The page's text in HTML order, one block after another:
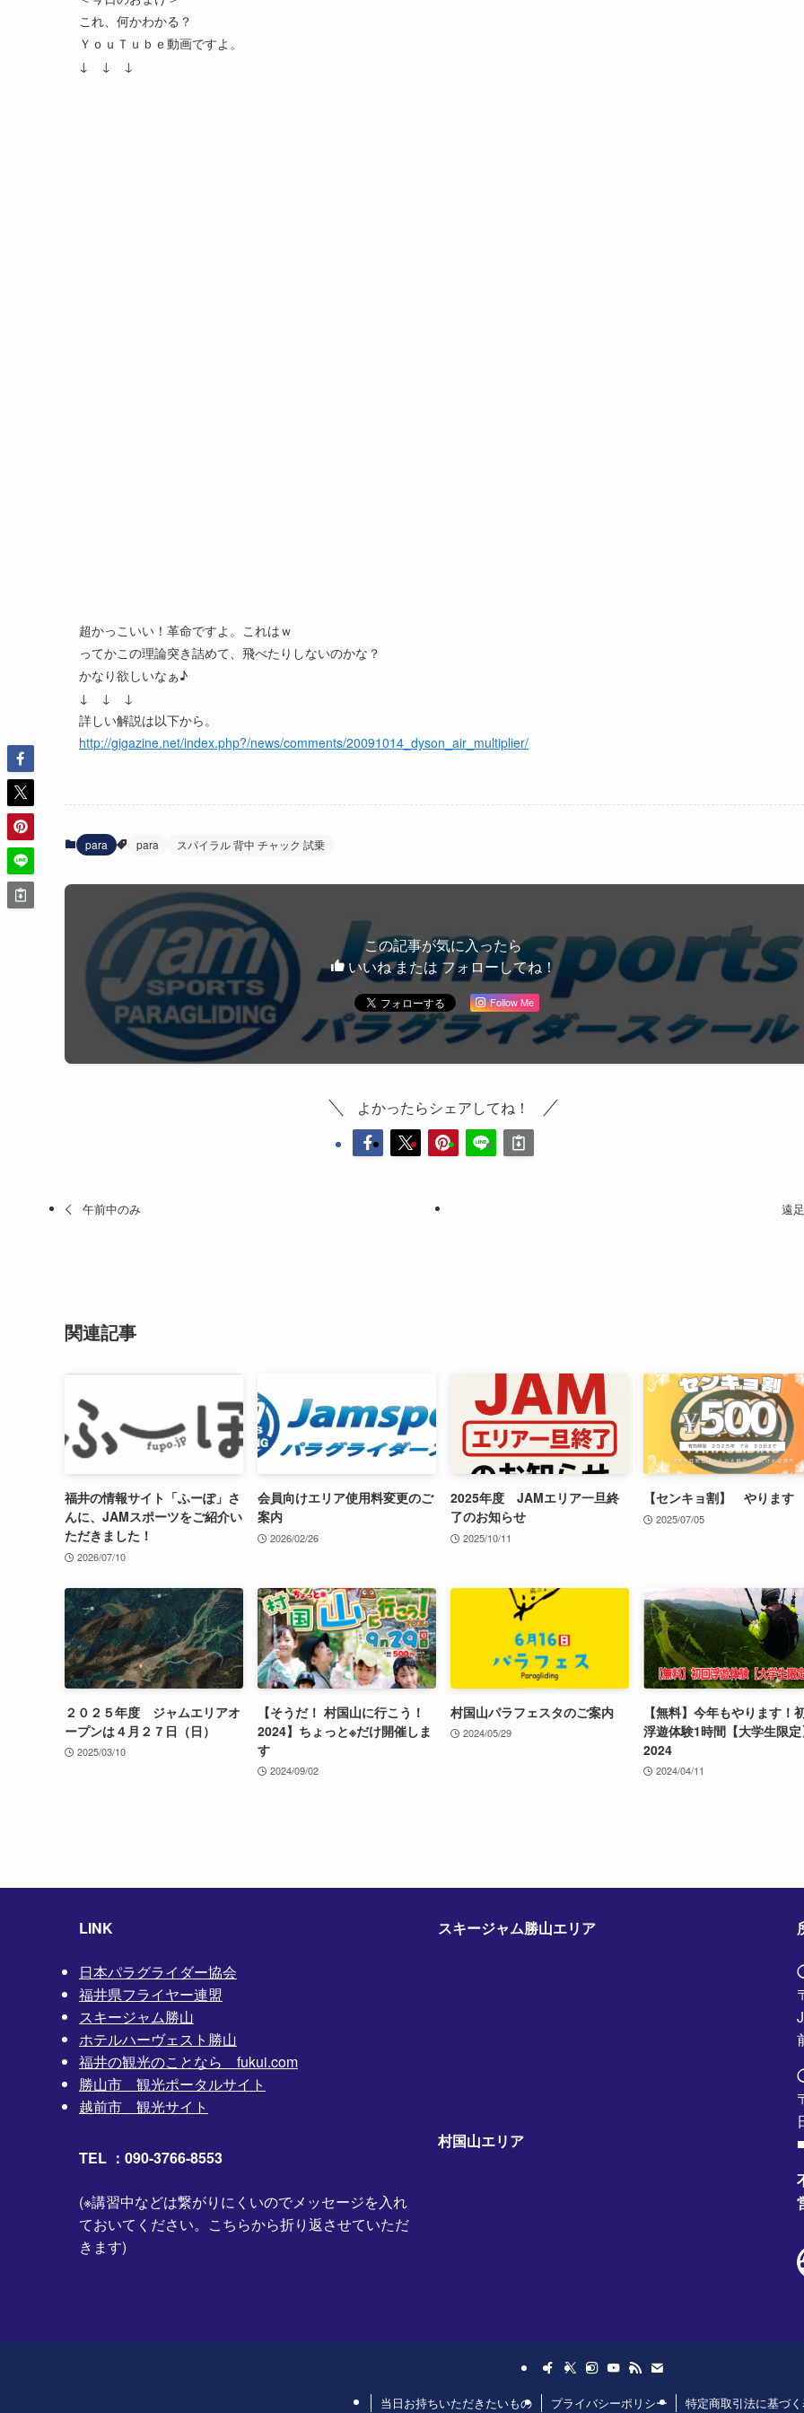
これ、何かわかる？
ＹｏｕＴｕｂｅ動画ですよ。
↓ ↓ ↓
超かっこいい！革命ですよ。これはｗ
ってかこの理論突き詰めて、飛べたりしないのかな？
かなり欲しいなぁ♪
↓ ↓ ↓
詳しい解説は以下から。
http://gigazine.net/index.php?/news/comments/20091014_dyson_air_multiplier/
para para スパイラル 背中 チャック 試乗
この記事が気に入ったら
いいね または フォローしてね！
Follow Me
よかったらシェアしてね！
午前中のみ 遠足
関連記事
福井の情報サイト「ふーぽ」さ
んに、JAMスポーツをご紹介い
ただきました！
2026/07/10
会員向けエリア使用料変更のご
案内
2026/02/26
2025年度 JAMエリア一旦終
了のお知らせ
2025/10/11
【センキョ割】 やります
2025/07/05
２０２５年度 ジャムエリアオ
ープンは４月２７日（日）
2025/03/10
【そうだ！ 村国山に行こう！
2024】ちょっと※だけ開催しま
す
2024/09/02
村国山パラフェスタのご案内
2024/05/29
【無料】今年もやります！
浮遊体験1時間【大学生限
2024
2024/04/11
LINK
日本パラグライダー協会
福井県フライヤー連盟
スキージャム勝山
ホテルハーヴェスト勝山
福井の観光のことなら fukui.com
勝山市 観光ポータルサイト
越前市 観光サイト
TEL ：090-3766-8553
(※講習中などは繋がりにくいのでメッセージを入れ
ておいてください。こちらから折り返させていただ
きます)
スキージャム勝山エリア
村国山エリア
当日お持ちいただきたいもの プライバシーポリシー 特定商取引法に基づ